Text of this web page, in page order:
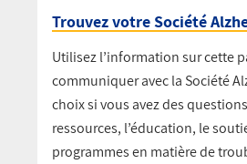
Trouvez votre Société
Utilisez l’information sur cette
communiquer avec la Société
choix si vous avez des
ressources, l’éducation, le
programmes en matière de